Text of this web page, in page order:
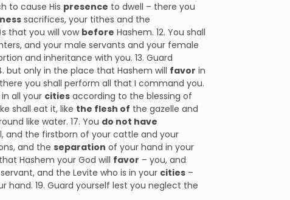
to cause His presence to dwell – there you
sacrifices, your tithes and the
that you will vow before Hashem. 12. You shall
and your male servants and your female
and inheritance with you. 13. Guard
but only in the place that Hashem will favor in
you shall perform all that I command you.
all your cities according to the blessing of
shall eat it, like the flesh of the gazelle and
like water. 17. You do not have
and the firstborn of your cattle and your
and the separation of your hand in your
Hashem your God will favor – you, and
and the Levite who is in your cities –
hand. 19. Guard yourself lest you neglect the